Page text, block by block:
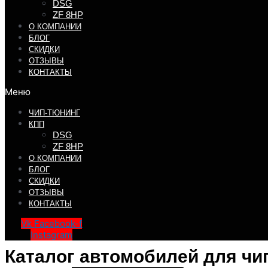
DSG
ZF 8HP
О КОМПАНИИ
БЛОГ
СКИДКИ
ОТЗЫВЫ
КОНТАКТЫ
Меню
ЧИП-ТЮНИНГ
КПП
DSG
ZF 8HP
О КОМПАНИИ
БЛОГ
СКИДКИ
ОТЗЫВЫ
КОНТАКТЫ
Vk Facebook-f
Instagram
Каталог автомобилей для